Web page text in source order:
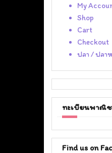
My
Shop
Cart
Checkout
ปลา / ปลา
ทะเบียนพาณิช
Find us on